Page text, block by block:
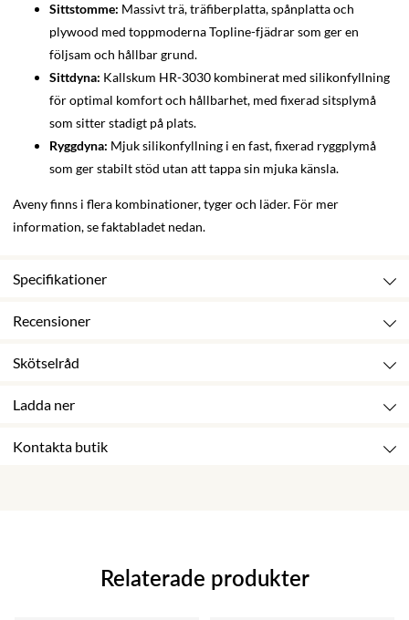
Sittstomme: Massivt trä, träfiberplatta, spånplatta och
plywood med toppmoderna Topline-fjädrar som ger en
följsam och hållbar grund.
Sittdyna: Kallskum HR-3030 kombinerat med silikonfyllning
för optimal komfort och hållbarhet, med fixerad sitsplymå
som sitter stadigt på plats.
Ryggdyna: Mjuk silikonfyllning i en fast, fixerad ryggplymå
som ger stabilt stöd utan att tappa sin mjuka känsla.
Aveny finns i flera kombinationer, tyger och läder. För mer
information, se faktabladet nedan.
Specifikationer
Recensioner
Skötselråd
Ladda ner
Kontakta butik
Relaterade produkter